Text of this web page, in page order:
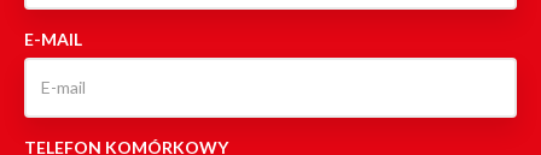
E-MAIL
TELEFON KOMÓRKOWY